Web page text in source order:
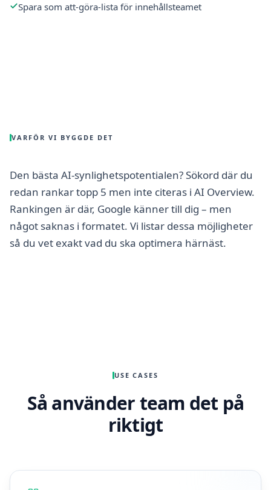
Spara som att-göra-lista för innehållsteamet
VARFÖR VI BYGGDE DET
Den bästa AI-synlighetspotentialen? Sökord där du
redan rankar topp 5 men inte citeras i AI Overview.
Rankingen är där, Google känner till dig – men
något saknas i formatet. Vi listar dessa möjligheter
så du vet exakt vad du ska optimera härnäst.
USE CASES
Så använder team det på
riktigt